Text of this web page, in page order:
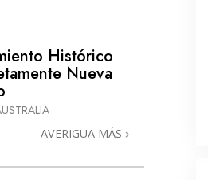
Histórico
Nueva
AVERIGUA MÁS